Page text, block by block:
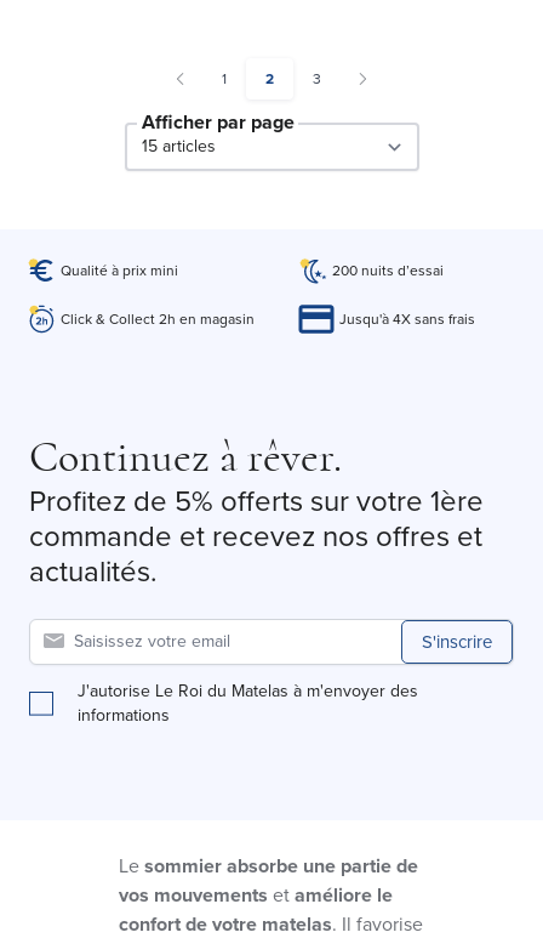
Page
1 You're currently reading page
2 Page
3
Afficher par page
Qualité à prix mini 200 nuits d’essai
Click & Collect 2h en magasin Jusqu'à 4X sans frais
Continuez à rêver.
Profitez de 5% offerts sur votre 1ère
commande et recevez nos offres et
actualités.
S'inscrire
J'autorise Le Roi du Matelas à m'envoyer des
informations
Lesommier absorbe une partie de
vos mouvements etaméliore le
confort de votre matelas. Il favorise